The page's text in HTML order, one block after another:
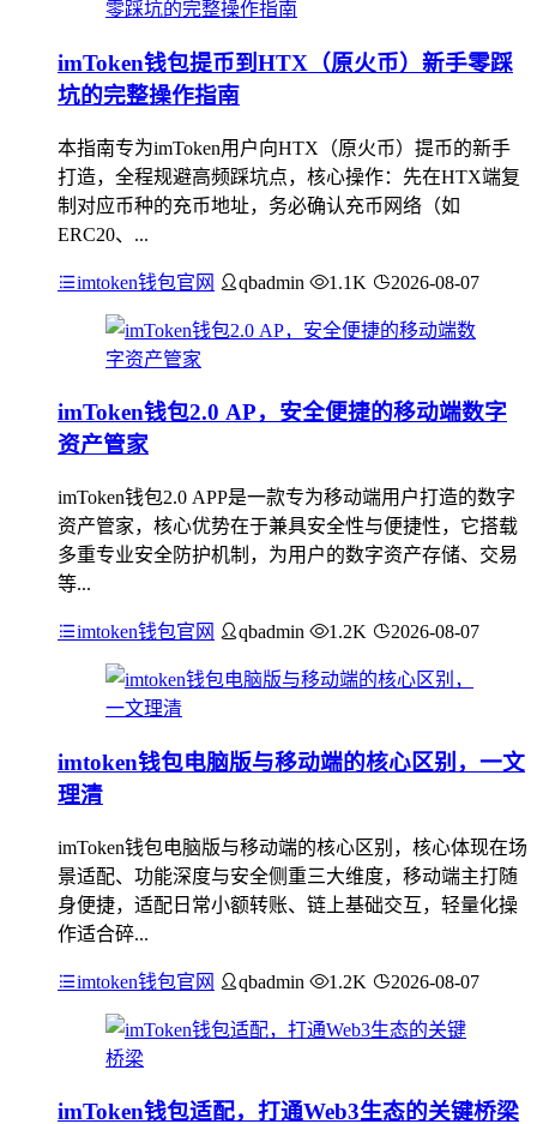
imToken钱包提币到HTX（原火币）新手零踩
坑的完整操作指南
本指南专为imToken用户向HTX（原火币）提币的新手
打造，全程规避高频踩坑点，核心操作：先在HTX端复
制对应币种的充币地址，务必确认充币网络（如
ERC20、...
imtoken钱包官网 qbadmin 1.1K 2026-08-07
imToken钱包2.0 AP，安全便捷的移动端数字
资产管家
imToken钱包2.0 APP是一款专为移动端用户打造的数字
资产管家，核心优势在于兼具安全性与便捷性，它搭载
多重专业安全防护机制，为用户的数字资产存储、交易
等...
imtoken钱包官网 qbadmin 1.2K 2026-08-07
imtoken钱包电脑版与移动端的核心区别，一文
理清
imToken钱包电脑版与移动端的核心区别，核心体现在场
景适配、功能深度与安全侧重三大维度，移动端主打随
身便捷，适配日常小额转账、链上基础交互，轻量化操
作适合碎...
imtoken钱包官网 qbadmin 1.2K 2026-08-07
imToken钱包适配，打通Web3生态的关键桥梁